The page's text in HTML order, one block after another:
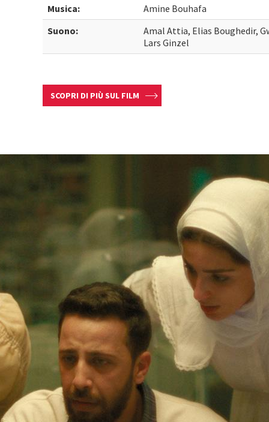
Musica:
Amine Bouhafa
Suono:
Amal Attia, Elias Boughedir,
Lars Ginzel
SCOPRI DI PIÙ SUL FILM